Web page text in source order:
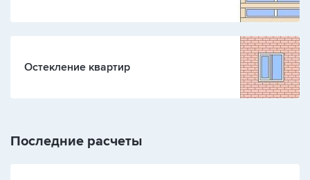
Остекление квартир
Последние расчеты